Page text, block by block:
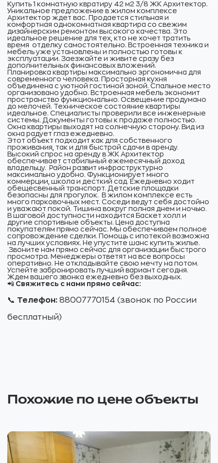
Купить 1 комнатную квратиру 42 м2 3/8 ЖК Архитектор.
Уникальное предложение в жилом комплексе
Архитектор ждет вас. Продается стильная и
комфортная однокомнатная квартира со свежим
дизайнерским ремонтом высокого качества. Это
идеальное решение для тех, кто не хочет тратить
время отделку самостоятельно. Встроенная техника и
мебель уже установлены и полностью готовы к
эксплуатации. Заезжайте и живите сразу без
дополнительных финансовых вложений.
Планировка квартиры максимально эргономична для
современного человека. Просторная кухня
объединена с уютной гостиной зоной. Спальное место
организовано удобно. Встроенная мебель экономит
пространство функционально. Освещение продумано
до мелочей. Техническое состояние квартиры
идеальное. Специалисты проверили все инженерные
системы. Документы готовы к продаже полностью.
Окна квартиры выходят на солнечную сторону. Вид из
окна радует глаз ежедневно.
Этот объект подходит как для собственного
проживания, так и для быстрой сдачи в аренду.
Высокий спрос на аренду в ЖК Архитектор
обеспечивает стабильный ежемесячный доход
владельцу. Район развит инфраструктурно
максимально удобно. Функционирует много
коммерции, школа и десткий сад. Ежедневно ходит
обещесвенный транспорт. Детские площадки
безопасны для прогулок. В жилом комплексе есть
много парковочных мест. Соседи ведут себя достойно
и уважают покой. Тишина вокруг полная днем и ночью.
В шаговой доступности находится Баскет холл и
другие спортивные объекты. Цена доступна
покупателям прямо сейчас. Мы обеспечиваем полное
сопровождение сделки. Помощь с ипотекой возможна
на лучших условиях. Не упустите шанс купить жилье.
Звоните нам прямо сейчас для организации быстрого
просмотра. Менеджеры ответят на все вопросы
оперативно. Не откладывайте свою мечту на потом.
Успейте забронировать лучший вариант сегодня.
Ждем вашего звонка ежедневно без выходных.
📲 Свяжитесь с нами прямо сейчас:
📞 Телефон: 88007770154 (звонок по России
бесплатный)
Похожие по цене объекты